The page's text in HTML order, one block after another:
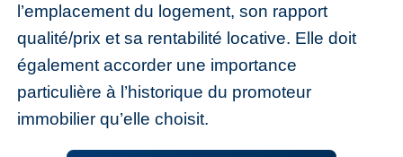
l’emplacement du logement, son rapport
qualité/prix et sa rentabilité locative. Elle doit
également accorder une importance
particulière à l’historique du promoteur
immobilier qu’elle choisit.